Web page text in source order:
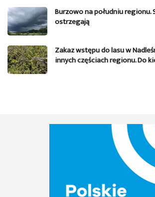
Burzowo na południu regionu.
ostrzegają
Zakaz wstępu do lasu w
innych częściach regionu. Do